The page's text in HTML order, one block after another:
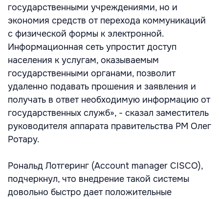
государственными учреждениями, но и
экономия средств от перехода коммуникаций
с физической формы к электронной.
Информационная сеть упростит доступ
населения к услугам, оказываемым
государственными органами, позволит
удаленно подавать прошения и заявления и
получать в ответ необходимую информацию от
государственных служб», - сказал заместитель
руководителя аппарата правительства РМ Олег
Ротару.
Рональд Лотгеринг (Account manager CISCO),
подчеркнул, что внедрение такой системы
довольно быстро дает положительные